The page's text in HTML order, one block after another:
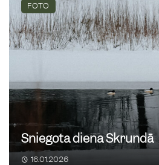
Sniegota diena Skrundā
16.01.2026
FOTO